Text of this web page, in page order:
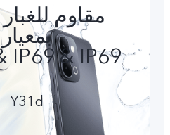
مقاوم
بمعيار
IP69 & IP69+
Y31d